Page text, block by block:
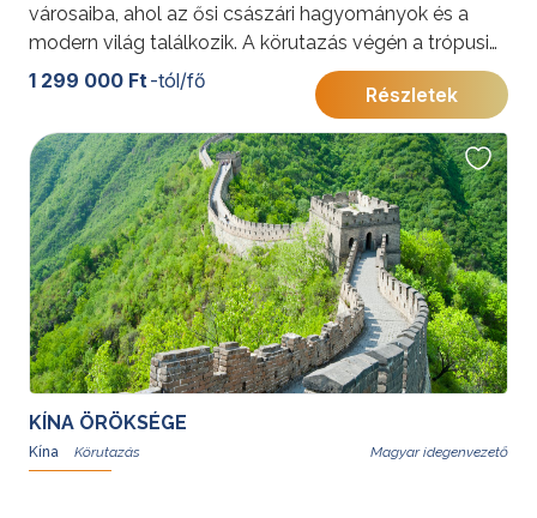
városaiba, ahol az ősi császári hagyományok és a
modern világ találkozik. A körutazás végén a trópusi
Hainan-sziget várja utasainkat: Kína „keleti Hawaiija”,
amely hófehér homokos partjaival, türkizkék öbleivel
és buja növényzetével a teljes kikapcsolódás
tökéletes helyszíne. A festői Yalong-öbölben eltöltött
napok méltó lezárását adják az élményekben gazdag
körutazásnak.
További érdekességekért Kínáról kattintson ide.
1 299 000 Ft -tól/fő
Részletek
KÍNA ÖRÖKSÉGE
Kína Magyar idegenvezető